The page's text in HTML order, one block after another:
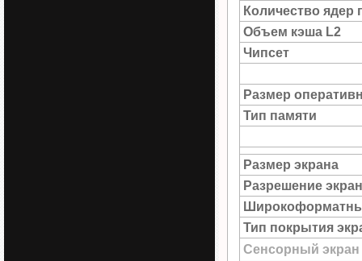
Количество ядер
Объем кэша L2
Чипсет
Размер
Тип памяти
Размер экрана
Разрешение
Тип покрытия
Сенсорный экран